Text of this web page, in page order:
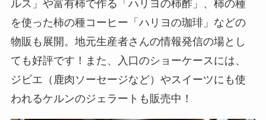
ルス」や富有柿で作る「ハリヨの柿酢」、柿の種
を使った柿の種コーヒー「ハリヨの珈琲」などの
物販も展開。地元生産者さんの情報発信の場とし
ても好評です！また、入口のショーケースには、
ジビエ（鹿肉ソーセージなど）やスイーツにも使
われるケルンのジェラートも販売中！